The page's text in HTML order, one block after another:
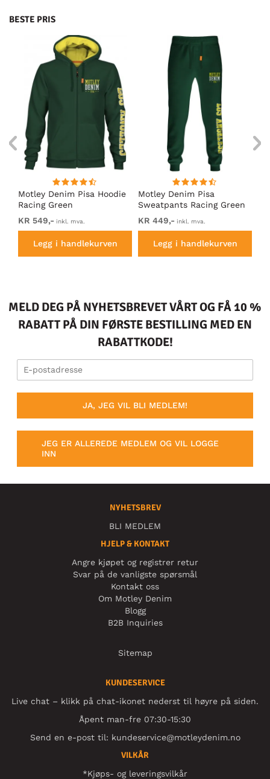
BESTE PRIS
Motley Denim Pisa Hoodie
Racing Green
KR 549,- inkl. mva.
Legg i handlekurven
Motley Denim Pisa
Sweatpants Racing Green
KR 449,- inkl. mva.
Legg i handlekurven
MELD DEG PÅ NYHETSBREVET VÅRT OG FÅ 10 %
RABATT PÅ DIN FØRSTE BESTILLING MED EN
RABATTKODE!
JA, JEG VIL BLI MEDLEM!
JEG ER ALLEREDE MEDLEM OG VIL LOGGE
INN
NYHETSBREV
BLI MEDLEM
HJELP & KONTAKT
Angre kjøpet og registrer retur
Svar på de vanligste spørsmål
Kontakt oss
Om Motley Denim
Blogg
B2B Inquiries
Sitemap
KUNDESERVICE
Live chat – klikk på chat-ikonet nederst til høyre på siden.
Åpent man-fre 07:30-15:30
Send en e-post til: kundeservice@motleydenim.no
VILKÅR
*Kjøps- og leveringsvilkår